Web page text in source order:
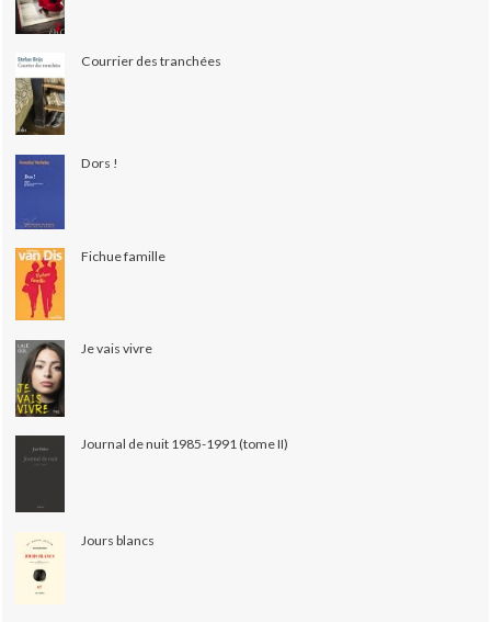
Courrier des tranchées
Dors !
Fichue famille
Je vais vivre
Journal de nuit 1985-1991 (tome II)
Jours blancs